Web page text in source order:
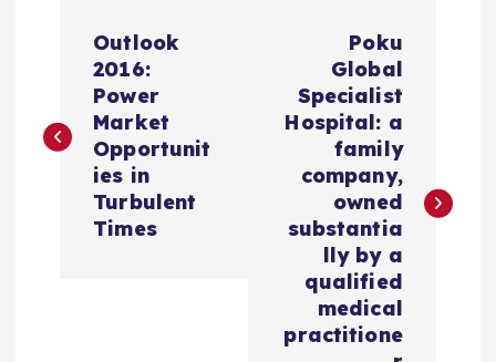
v
Outlook
2016:
Power
Market
Opportunit
ies in
Turbulent
Times
Poku
Global
Specialist
Hospital: a
family
company,
owned
substantia
lly by a
qualified
medical
practitione